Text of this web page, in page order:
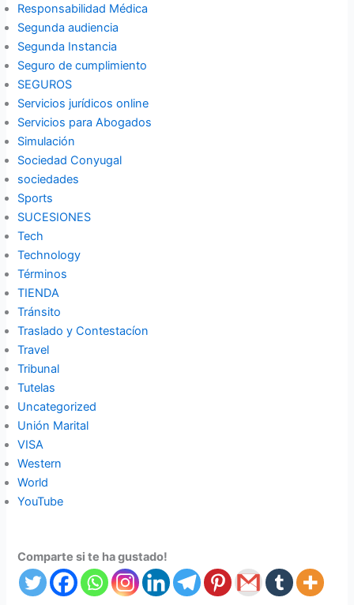
Responsabilidad Médica
Segunda audiencia
Segunda Instancia
Seguro de cumplimiento
SEGUROS
Servicios jurídicos online
Servicios para Abogados
Simulación
Sociedad Conyugal
sociedades
Sports
SUCESIONES
Tech
Technology
Términos
TIENDA
Tránsito
Traslado y Contestacíon
Travel
Tribunal
Tutelas
Uncategorized
Unión Marital
VISA
Western
World
YouTube
Comparte si te ha gustado!